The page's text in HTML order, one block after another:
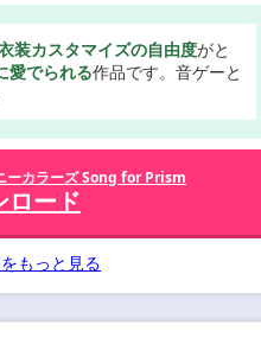
装カスタマイズの自由度がと
愛でられる作品です。音ゲーと
ーカラーズ Song for Prism
ロード
もっと見る